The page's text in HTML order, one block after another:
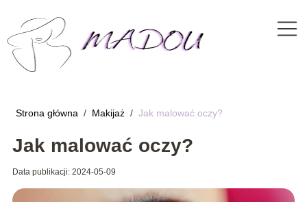
Strona główna / Makijaż / Jak malować oczy?
Jak malować oczy?
Data publikacji: 2024-05-09